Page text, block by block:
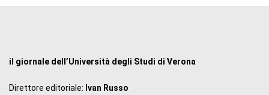
il giornale dell’Università degli Studi di Verona
Direttore editoriale: Ivan Russo